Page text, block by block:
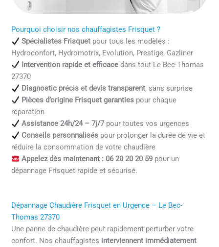
Pourquoi choisir nos chauffagistes Frisquet ?
Spécialistes Frisquetpour tous les modèles :
Hydroconfort, Hydromotrix, Evolution, Prestige, Gazliner
Intervention rapide et efficacedans tout Le Bec-Thomas
27370
Diagnostic précis et devis transparent, sans surprise
Pièces d’origine Frisquet garantiespour chaque
réparation
Assistance 24h/24 – 7j/7pour toutes vos urgences
Conseils personnaliséspour prolonger la durée de vie et
réduire la consommation de votre chaudière
Appelez dès maintenant : 06 20 20 20 59pour un
dépannage Frisquet rapide et sécurisé.
Dépannage Chaudière Frisquet en Urgence – Le Bec-
Thomas 27370
Une panne de chaudière peut rapidement perturber votre
confort. Nos chauffagistes interviennent immédiatement